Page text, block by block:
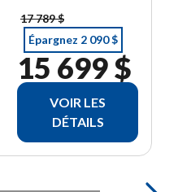
17 789 $
Épargnez 2 090 $
15 699 $
VOIR LES
DÉTAILS